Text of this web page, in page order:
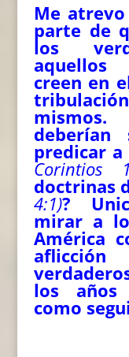
Me
parte de
los
aquellos
creen en
deberían
predicar a
Corintios
doctrinas
4:1)?
mirar a
América
los años
como